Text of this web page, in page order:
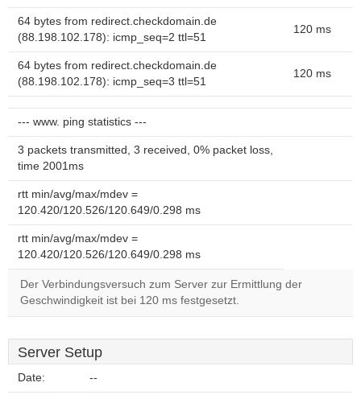
64 bytes from redirect.checkdomain.de
(88.198.102.178): icmp_seq=2 ttl=51
120 ms
64 bytes from redirect.checkdomain.de
(88.198.102.178): icmp_seq=3 ttl=51
120 ms
--- www. ping statistics ---
3 packets transmitted, 3 received, 0% packet loss,
time 2001ms
rtt min/avg/max/mdev =
120.420/120.526/120.649/0.298 ms
rtt min/avg/max/mdev =
120.420/120.526/120.649/0.298 ms
Der Verbindungsversuch zum Server zur Ermittlung der
Geschwindigkeit ist bei 120 ms festgesetzt.
Server Setup
Date: --